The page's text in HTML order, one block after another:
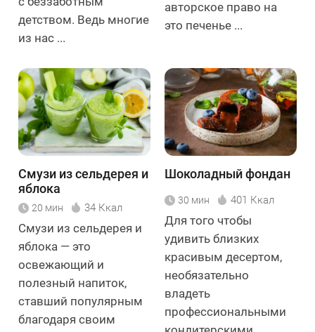
детством. Ведь многие
из нас ...
авторское право на
это печенье ...
Смузи из сельдерея и
яблока
20 мин 34 Ккал
Смузи из сельдерея и
яблока — это
освежающий и
полезный напиток,
ставший популярным
благодаря своим
Шоколадный фондан
30 мин 401 Ккал
Для того чтобы
удивить близких
красивым десертом,
необязательно
владеть
профессиональными